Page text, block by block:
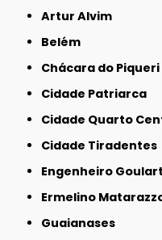
Artur Alvim
Belém
Chácara do Piqueri
Cidade Patriarca
Cidade Quarto
Cidade Tiradentes
Engenheiro Goulart
Ermelino
Guaianases